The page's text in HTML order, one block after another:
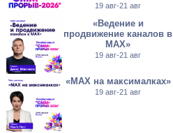
19 авг-21 авг
«Ведение и
продвижение каналов в
МАХ»
19 авг-21 авг
«MAX на максималках»
19 авг-21 авг